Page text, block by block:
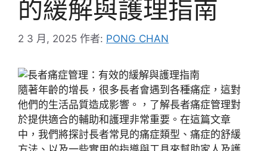
的緩解與護理指南
2 3 月, 2025 作者: PONG CHAN
隨著年齡的增長，很多長者會遇到各種痛症，這對
他們的生活品質造成影響。，了解長者痛症管理對
於提供適合的輔助和護理非常重要。在這篇文章
中，我們將探討長者常見的痛症類型、痛症的舒緩